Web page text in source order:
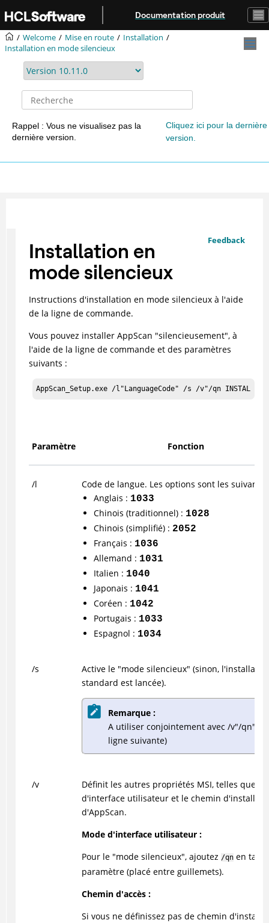
Aller au contenu principal
Documentation produit
Welcome Mise en route
Installation
Installation en mode silencieux
Rappel : Vous ne visualisez pas la
dernière version.
Cliquez ici pour la dernière
version.
Feedback
Installation en
mode silencieux
Instructions d'installation en mode silencieux à l'aide
de la ligne de commande.
Vous pouvez installer AppScan "silencieusement", à
l'aide de la ligne de commande et des paramètres
suivants :
AppScan_Setup.exe /l"LanguageCode" /s /v"/qn
Paramètre Fonction
/l
Code de langue. Les options sont les
Anglais : 1033
Chinois (traditionnel) : 1028
Chinois (simplifié) : 2052
Français : 1036
Allemand : 1031
Italien : 1040
Japonais : 1041
Coréen : 1042
Portugais : 1033
Espagnol : 1034
/s
Active le "mode silencieux" (sinon,
standard est lancée).
Remarque :
A utiliser conjointement avec /v"/qn"
ligne suivante)
/v
Définit les autres propriétés MSI, telles que le
d'interface utilisateur et le chemin
d'AppScan.
Mode d'interface utilisateur :
Pour le "mode silencieux", ajoutez /qnen tant
paramètre (placé entre guillemets).
Chemin d'accès :
Si vous ne définissez pas de chemin